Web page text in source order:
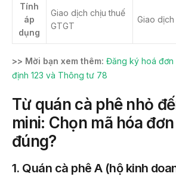
Tính
áp
dụng
Giao dịch chịu thuế
GTGT
Giao
>> Mời bạn xem thêm: Đăng ký hoá đơn
định 123 và Thông tư 78
Từ quán cà phê nhỏ
mini: Chọn mã hóa
đúng?
1. Quán cà phê A (hộ kinh